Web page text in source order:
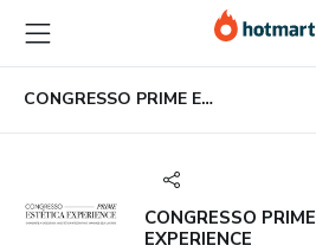
para
o
conteúdo
principal
para
o
pagamento
para
o
rodapé
CONGRESSO PRIME ESTÉTICA EXPERIENCE
CONGRESSO
EXPERIENCE